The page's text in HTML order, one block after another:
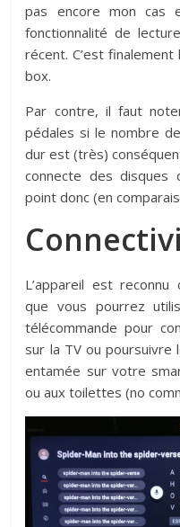
pas encore mon cas
fonctionnalité de
récent. C’est
box.
Par contre, il faut
pédales si le nombre
dur est (très)
connecte des disques
point donc (en
L’appareil est
que vous pourrez
télécommande pour
sur la TV ou
entamée sur votre
ou aux toilettes (no